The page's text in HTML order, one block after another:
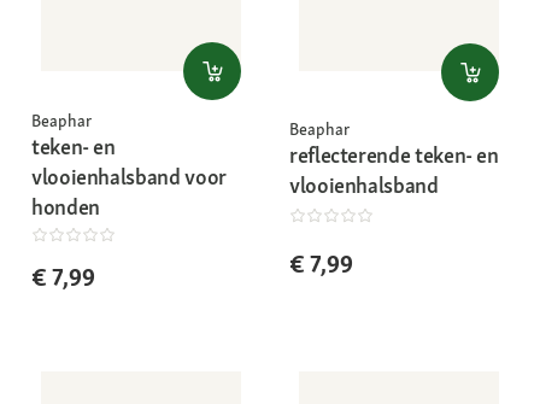
Beaphar
teken- en
vlooienhalsband voor
honden
€ 7,99
Beaphar
reflecterende teken- en
vlooienhalsband
€ 7,99